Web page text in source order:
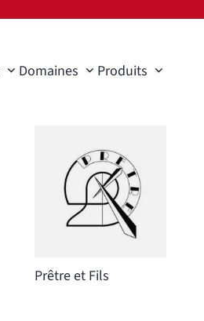
Domaines Produits
Prêtre et Fils